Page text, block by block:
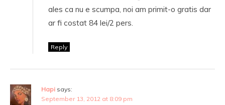
ales ca nu e scumpa, noi am primit-o gratis dar
ar fi costat 84 lei/2 pers.
Reply
Hapi says:
September 13, 2012 at 8:09 pm